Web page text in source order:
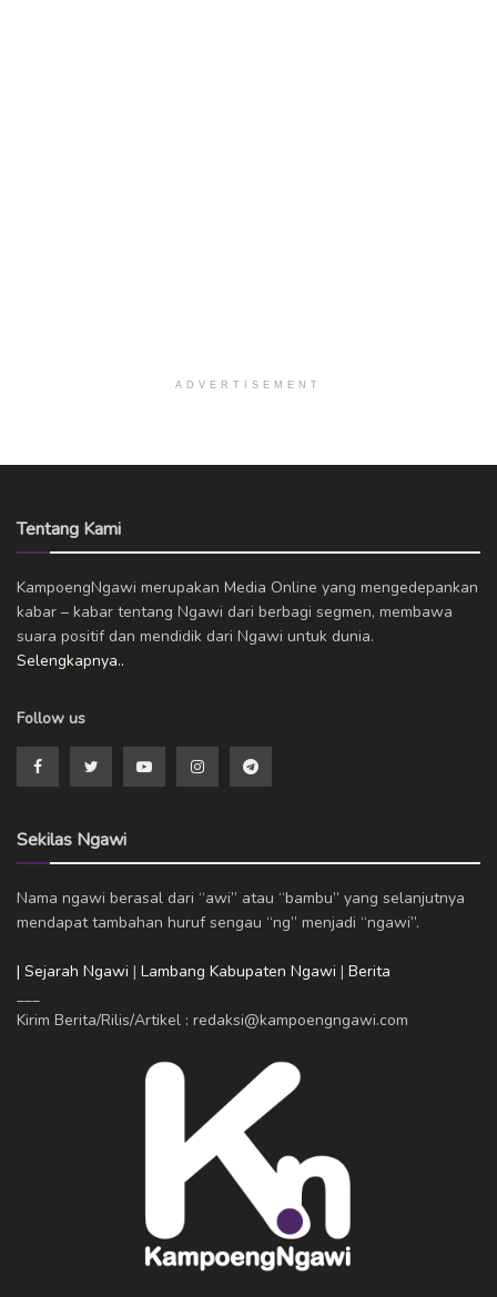
ADVERTISEMENT
Tentang Kami
KampoengNgawi merupakan Media Online yang mengedepankan
kabar – kabar tentang Ngawi dari berbagi segmen, membawa
suara positif dan mendidik dari Ngawi untuk dunia.
Selengkapnya..
Follow us
Sekilas Ngawi
Nama ngawi berasal dari “awi” atau “bambu” yang selanjutnya
mendapat tambahan huruf sengau “ng” menjadi “ngawi”.
| Sejarah Ngawi | Lambang Kabupaten Ngawi | Berita
Kirim Berita/Rilis/Artikel : redaksi@kampoengngawi.com